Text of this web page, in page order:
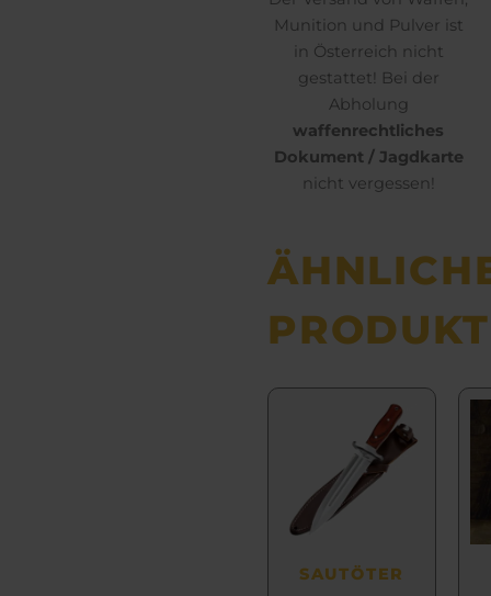
Munition und Pulver ist
in Österreich nicht
gestattet! Bei der
Abholung
waffenrechtliches
Dokument / Jagdkarte
nicht vergessen!
SAUTÖTER